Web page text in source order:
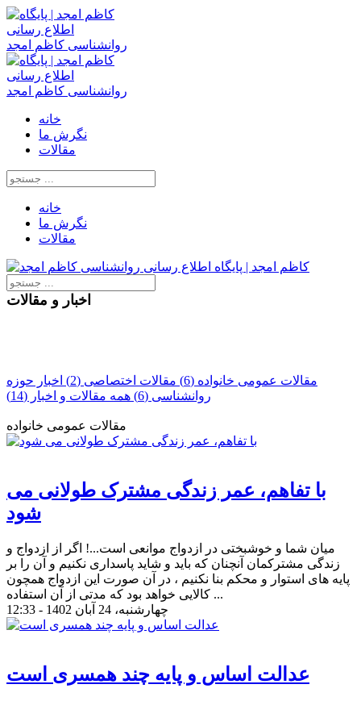
خانه
نگرش ما
مقالات
خانه
نگرش ما
مقالات
اخبار و مقالات
مقالات عمومی خانواده (6) مقالات اختصاصی (2)
اخبار حوزه
روانشناسی (6)
همه مقالات و اخبار (14)
مقالات عمومی خانواده
با تفاهم، عمر زندگی مشترک طولانی می
شود
میان شما و خوشبختی در ازدواج موانعی است...! اگر از ازدواج و
زندگی مشترکمان آنچنان که باید و شاید پاسداری نکنیم و آن را بر
پایه های استوار و محکم بنا نکنیم ، در آن صورت این ازدواج همچون
کالایی خواهد بود که مدتی از آن استفاده ...
چهارشنبه، 24 آبان 1402 - 12:33
عدالت اساس و پایه چند همسری است